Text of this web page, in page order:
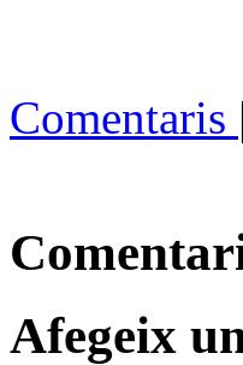
Comentaris
Afegeix